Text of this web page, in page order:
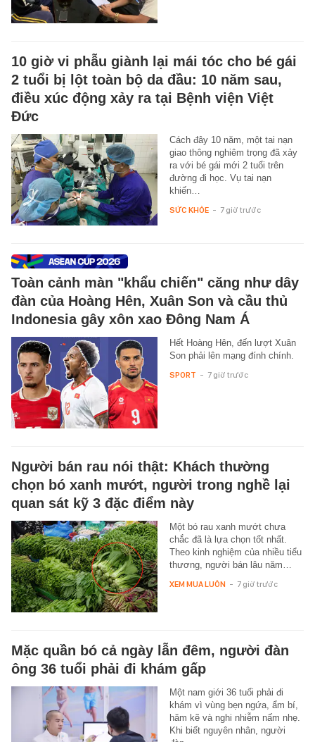
10 giờ vi phẫu giành lại mái tóc cho bé gái
2 tuổi bị lột toàn bộ da đầu: 10 năm sau,
điều xúc động xảy ra tại Bệnh viện Việt
Đức
Cách đây 10 năm, một tai nạn
giao thông nghiêm trọng đã xảy
ra với bé gái mới 2 tuổi trên
đường đi học. Vụ tai nạn
khiến…
SỨC KHỎE - 7 giờ trước
Toàn cảnh màn "khẩu chiến" căng như dây
đàn của Hoàng Hên, Xuân Son và cầu thủ
Indonesia gây xôn xao Đông Nam Á
Hết Hoàng Hên, đến lượt Xuân
Son phải lên mạng đính chính.
SPORT - 7 giờ trước
Người bán rau nói thật: Khách thường
chọn bó xanh mướt, người trong nghề lại
quan sát kỹ 3 đặc điểm này
Một bó rau xanh mướt chưa
chắc đã là lựa chọn tốt nhất.
Theo kinh nghiệm của nhiều tiểu
thương, người bán lâu năm…
XEM MUA LUÔN - 7 giờ trước
Mặc quần bó cả ngày lẫn đêm, người đàn
ông 36 tuổi phải đi khám gấp
Một nam giới 36 tuổi phải đi
khám vì vùng bẹn ngứa, ẩm bí,
hăm kẽ và nghi nhiễm nấm nhẹ.
Khi biết nguyên nhân, người